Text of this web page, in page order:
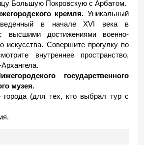
Большую Покровскую с Арбатом.
кремля. Уникальный
в начале XVI века в
высшими достижениями военно-
искусства. Совершите прогулку по
внутреннее пространство,
государственного
музея.
города (для тех, кто выбрал тур с